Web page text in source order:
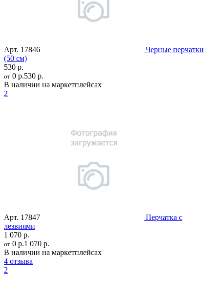
Арт. 17846
Черные перчатки
(50 см)
530 р.
от 0 р.530 р.
В наличии на маркетплейсах
2
Арт. 17847
Перчатка с
лезвиями
1 070 р.
от 0 р.1 070 р.
В наличии на маркетплейсах
4 отзыва
2